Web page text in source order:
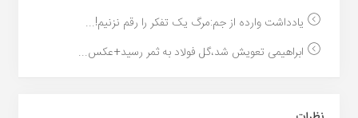
یادداشت وارده از جم:مرگ یک تفکر را رقم نزنیم!...
ابراهیمی تعویش شد،گل فولاد به ثمر رسید+عکس...